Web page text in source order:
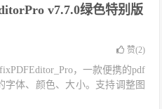
v7.7.0绿色特别版
赞(2)
，一款便携的pdf
字体、颜色、大小。支持调整图